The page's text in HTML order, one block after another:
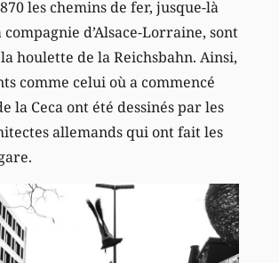
les chemins de fer, jusque-là
d’Alsace-Lorraine, sont
la houlette de la Reichsbahn. Ainsi,
comme celui où a commencé
la Ceca ont été dessinés par les
allemands qui ont fait les